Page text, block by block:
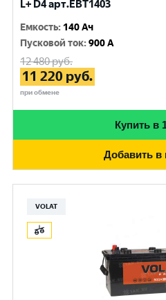
L+ D4 арт.EBT1403
Емкость: 140 Ач
Пусковой ток:900 A
12 480руб.
11 220 руб.
при обмене
Купить в
Добавить в
VOLAT